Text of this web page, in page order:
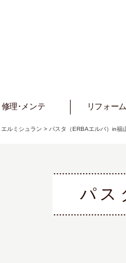
修理･メンテ
Repair リフォー
エルミシュラン > パスタ（ERBAエルバ）in福
パス